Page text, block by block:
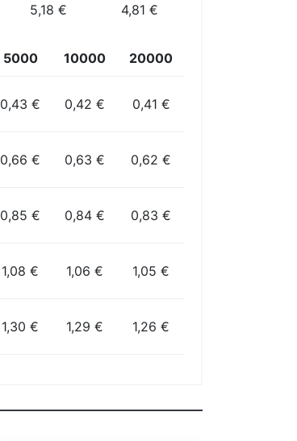
5,18 € 4,81 €
5000 10000 20000
0,43 € 0,42 € 0,41 €
0,66 € 0,63 € 0,62 €
0,85 € 0,84 € 0,83 €
1,08 € 1,06 € 1,05 €
1,30 € 1,29 € 1,26 €